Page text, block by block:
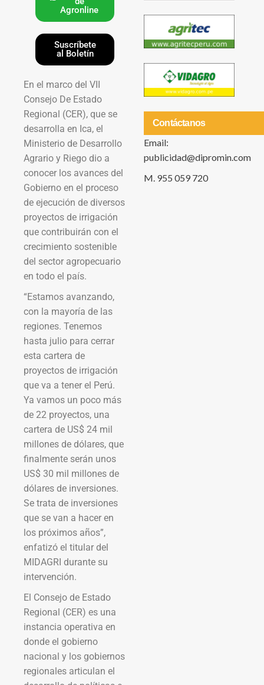
Agronline
Suscríbete
al Boletín
En el marco del VII
Consejo De Estado
Regional (CER), que se
desarrolla en Ica, el
Ministerio de Desarrollo
Agrario y Riego dio a
conocer los avances del
Gobierno en el proceso
de ejecución de diversos
proyectos de irrigación
que contribuirán con el
crecimiento sostenible
del sector agropecuario
en todo el país.
“Estamos avanzando,
con la mayoría de las
regiones. Tenemos
hasta julio para cerrar
esta cartera de
proyectos de irrigación
que va a tener el Perú.
Ya vamos un poco más
de 22 proyectos, una
cartera de US$ 24 mil
millones de dólares, que
finalmente serán unos
US$ 30 mil millones de
dólares de inversiones.
Se trata de inversiones
que se van a hacer en
los próximos años”,
enfatizó el titular del
MIDAGRI durante su
intervención.
El Consejo de Estado
Regional (CER) es una
instancia operativa en
donde el gobierno
nacional y los gobiernos
regionales articulan el
Contáctanos
Email:
publicidad@dipromin.com
M. 955 059 720